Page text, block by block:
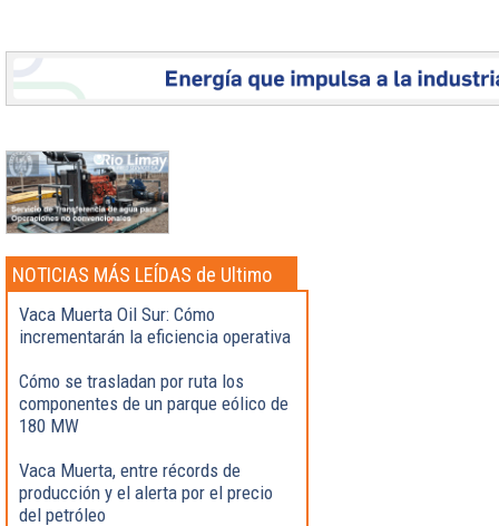
NOTICIAS MÁS LEÍDAS de Ultimo
momento
Vaca Muerta Oil Sur: Cómo
incrementarán la eficiencia operativa
Cómo se trasladan por ruta los
componentes de un parque eólico de
180 MW
Vaca Muerta, entre récords de
producción y el alerta por el precio
del petróleo